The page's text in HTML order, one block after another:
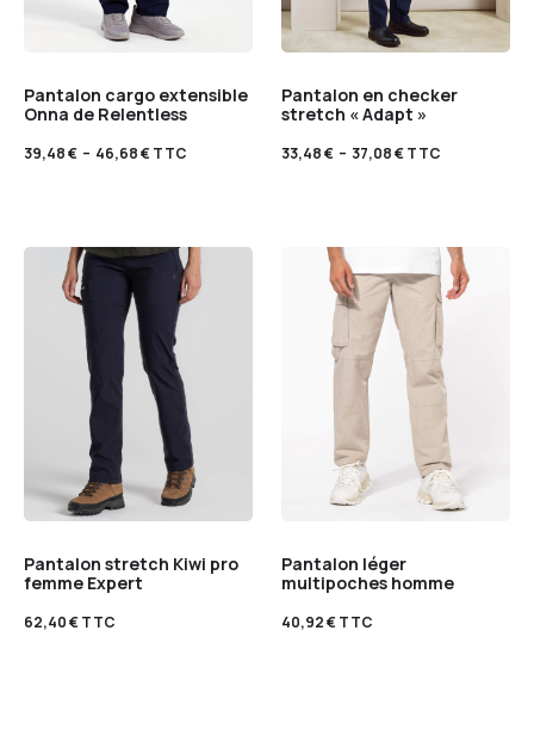
Pantalon cargo extensible
Onna de Relentless
39,48€ – 46,68€TTC
Pantalon en checker
stretch « Adapt »
33,48€ – 37,08€TTC
Pantalon stretch Kiwi pro
femme Expert
62,40€TTC
Pantalon léger
multipoches homme
40,92€TTC